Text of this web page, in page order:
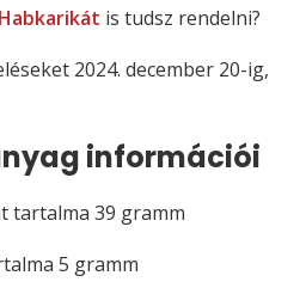
Habkarikát is tudsz rendelni?
2024. december 20-ig,
információi
tartalma 39 gramm
5 gramm